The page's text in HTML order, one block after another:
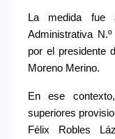
La medida fue
Administrativa
por el presidente
Moreno Merino.
En ese
superiores
Félix Robles